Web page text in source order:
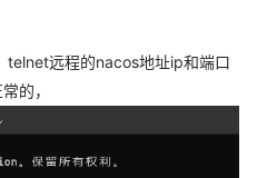
远程的nacos地址ip和端口
的，